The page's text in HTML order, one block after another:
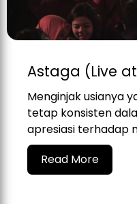
Astaga (Live
Menginjak usianya
tetap konsisten
apresiasi terhadap
Read More